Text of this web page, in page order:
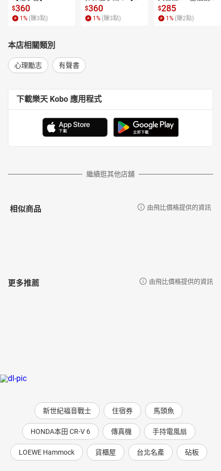
$360
1 % (賺3點)
子書】
$360
1 % (賺3點)
神！【電子書】
$285
1 % (賺2點)
本店相關類別
心理勵志 有聲書
下載樂天 Kobo 應用程式
繼續逛其他店舖
相似商品 由飛比價格提供的資訊
更多推薦 由飛比價格提供的資訊
新世紀福音戰士 住宿券 馬頭魚
HONDA本田 CR-V 6 傳真機 手持電風扇
LOEWE Hammock 貨櫃屋 台北名產 砧板